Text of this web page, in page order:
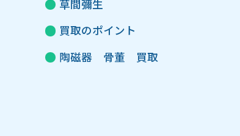
草間彌生
買取のポイント
陶磁器 骨董 買取